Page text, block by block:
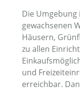
Die
gewachsenen
Häusern,
zu allen
und
erreichbar.